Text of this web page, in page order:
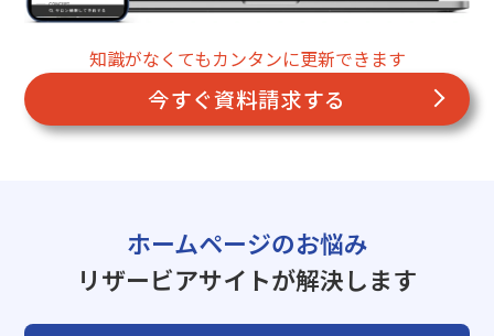
知識がなくてもカンタンに更新できます
今すぐ資料請求する
ホームページのお悩み
リザービアサイトが解決します